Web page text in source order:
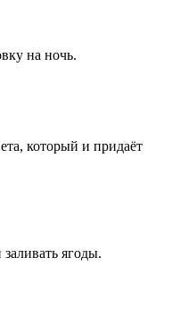
на ночь.
который и придаёт
ягоды.